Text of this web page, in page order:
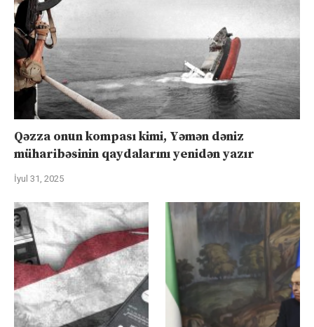
Qəzza onun kompası kimi, Yəmən dəniz
müharibəsinin qaydalarını yenidən yazır
İyul 31, 2025